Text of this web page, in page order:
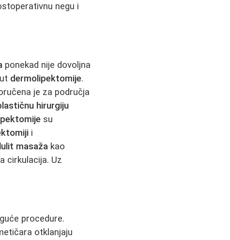
negu i
ponekad nije dovoljna
dermolipektomije.
je za područja
hirurgiju
su
i
masaža kao
cirkulacija. Uz
procedure.
otklanjaju